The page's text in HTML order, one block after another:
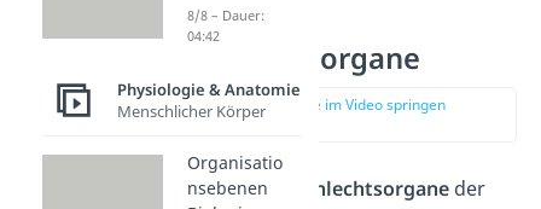
Äußere
Geschlechtsorgane
zur Stelle im Video springen
(00:30)
äußeren Geschlechtsorgane der
8/8 – Dauer:
04:42
Physiologie & Anatomie
Menschlicher Körper
Organisatio
nsebenen